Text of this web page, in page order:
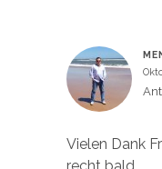
Vielen Dank